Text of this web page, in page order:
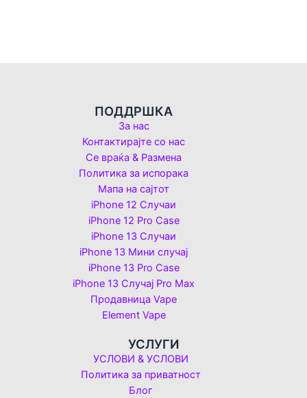
ПОДДРШКА
За нас
Контактирајте со нас
Се враќа & Размена
Политика за испорака
Мапа на сајтот
iPhone 12 Случаи
iPhone 12 Pro Case
iPhone 13 Случаи
iPhone 13 Мини случај
iPhone 13 Pro Case
iPhone 13 Случај Pro Max
Продавница Vape
Element Vape
УСЛУГИ
УСЛОВИ & УСЛОВИ
Политика за приватност
Блог